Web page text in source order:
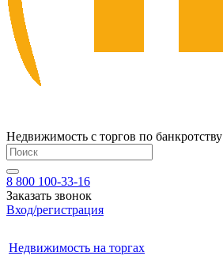
Недвижимость с торгов по банкротству
8 800 100-33-16
Заказать звонок
Вход/регистрация
Недвижимость на торгах